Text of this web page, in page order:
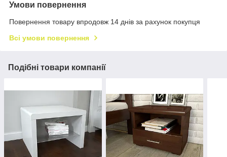
Умови повернення
Повернення товару впродовж 14 днів за рахунок покупця
Всі умови повернення
Подібні товари компанії